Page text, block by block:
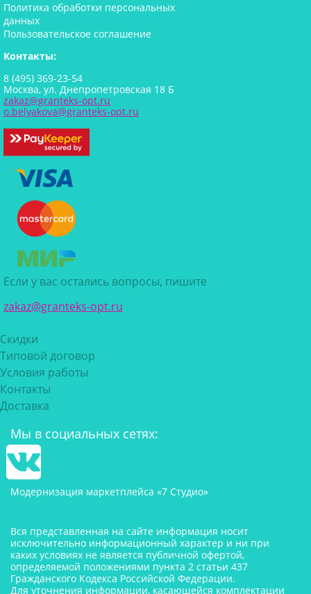
Политика обработки персональных
данных
Пользовательское соглашение
Контакты:
8 (495) 369-23-54
Москва, ул. Днепропетровская 18 Б
zakaz@granteks-opt.ru
o.belyakova@granteks-opt.ru
Если у вас остались вопросы, пишите
zakaz@granteks-opt.ru
Скидки
Типовой договор
Условия работы
Контакты
Доставка
Мы в социальных сетях:
Модернизация маркетплейса «7 Студио»
Вся представленная на сайте информация носит
исключительно информационный характер и ни при
каких условиях не является публичной офертой,
определяемой положениями пункта 2 статьи 437
Гражданского Кодекса Российской Федерации.
Для уточнения информации, касающейся комплектации